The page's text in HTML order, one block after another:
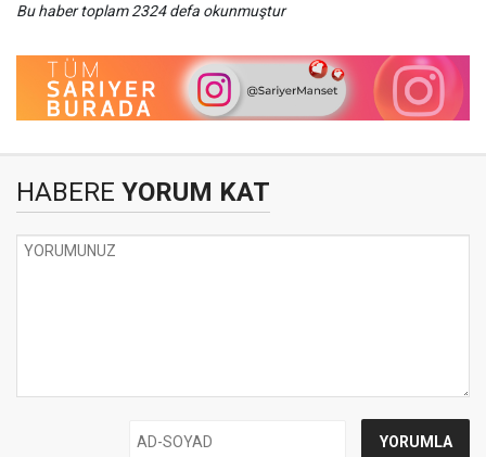
Bu haber toplam 2324 defa okunmuştur
HABERE YORUM KAT